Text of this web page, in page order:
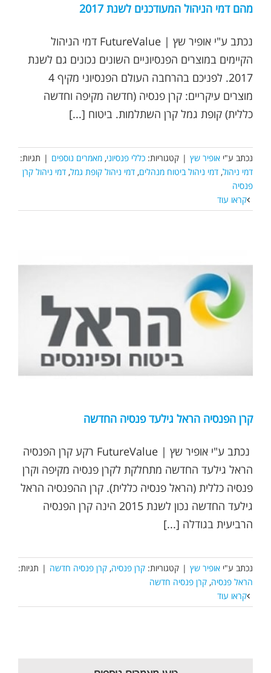
מהם דמי הניהול המעודכנים לשנת 2017
נכתב ע"י אופיר שץ | FutureValue דמי הניהול
הקיימים במוצרים הפנסיוניים השונים נכונים גם לשנת
2017. לפניכם בהרחבה העולם הפנסיוני מקיף 4
מוצרים עיקריים: קרן פנסיה (חדשה מקיפה וחדשה
כללית) קופת גמל קרן השתלמות. ביטוח [...]
נכתב ע"י אופיר שץ | קטגוריות: כללי פנסיוני, מאמרים נוספים | תגיות:
דמי ניהול, דמי ניהול ביטוח מנהלים, דמי ניהול קופת גמל, דמי ניהול קרן
פנסיה
קראו עוד
קרן הפנסיה הראל גילעד פנסיה החדשה
נכתב ע"י אופיר שץ | FutureValue רקע קרן הפנסיה
הראל גילעד החדשה מתחלקת לקרן פנסיה מקיפה וקרן
פנסיה כללית (הראל פנסיה כללית). קרן ההפנסיה הראל
גילעד החדשה נכון לשנת 2015 הינה קרן הפנסיה
הרביעית בגודלה [...]
נכתב ע"י אופיר שץ | קטגוריות: קרן פנסיה, קרן פנסיה חדשה | תגיות:
הראל פנסיה, קרן פנסיה חדשה
קראו עוד